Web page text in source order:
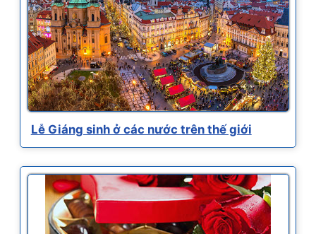
Lễ Giáng sinh ở các nước trên thế giới